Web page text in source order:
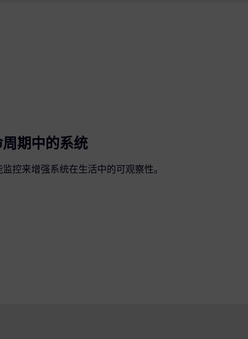
期中的系统
控来增强系统在生活中的可观察性。